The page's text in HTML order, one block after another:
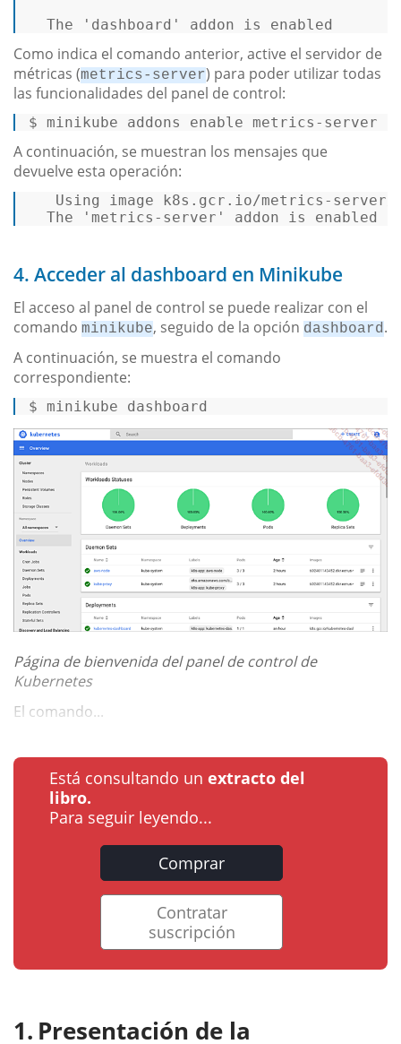
The
'dashboard' addon is enabled
Como indica el comando anterior, active el servidor de
métricas (metrics-server) para poder utilizar todas
las funcionalidades del panel de control:
$ minikube addons enable metrics-server
A continuación, se muestran los mensajes que
devuelve esta operación:
Using
image k8s.gcr.io/metrics-
The
'metrics-server' addon is enabled
4. Acceder al dashboard en Minikube
El acceso al panel de control se puede realizar con el
comando minikube, seguido de la opción dashboard.
A continuación, se muestra el comando
correspondiente:
$ minikube dashboard
Página de bienvenida del panel de control de
Kubernetes
El comando...
Está consultando un extracto del
libro.
Para seguir leyendo...
Comprar
Contratar
suscripción
Presentación de la